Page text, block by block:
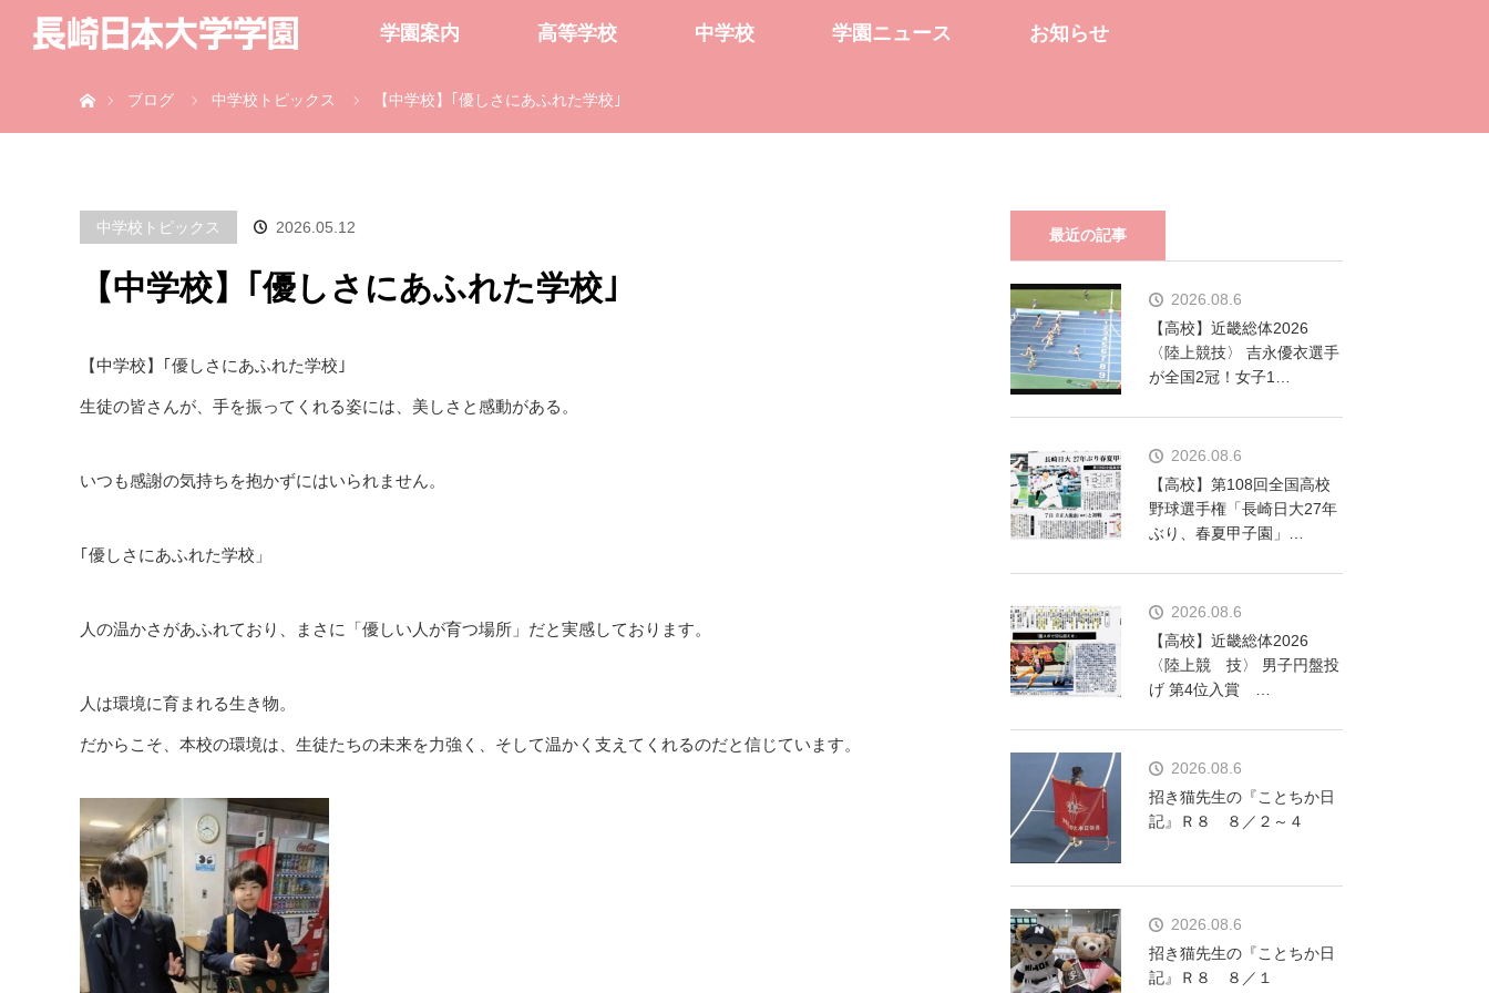
学園案内 高等学校 中学校 学園ニュース お知らせ
ブログ
中学校トピックス 【中学校】｢優しさにあふれた学校｣
中学校トピックス 2026.05.12
【中学校】｢優しさにあふれた学校｣
【中学校】｢優しさにあふれた学校｣
生徒の皆さんが、手を振ってくれる姿には、美しさと感動がある。
いつも感謝の気持ちを抱かずにはいられません。
｢優しさにあふれた学校」
人の温かさがあふれており、まさに「優しい人が育つ場所」だと実感しております。
人は環境に育まれる生き物。
だからこそ、本校の環境は、生徒たちの未来を力強く、そして温かく支えてくれるのだと信じています。
最近の記事
2026.08.6
【高校】近畿総体2026
〈陸上競技〉 吉永優衣選手
が全国2冠！女子1…
2026.08.6
【高校】第108回全国高校
野球選手権「長崎日大27年
ぶり、春夏甲子園」…
2026.08.6
【高校】近畿総体2026
〈陸上競 技〉 男子円盤投
げ 第4位入賞 …
2026.08.6
招き猫先生の『ことちか日
記』Ｒ８ ８／２～４
2026.08.6
招き猫先生の『ことちか日
記』Ｒ８ ８／１